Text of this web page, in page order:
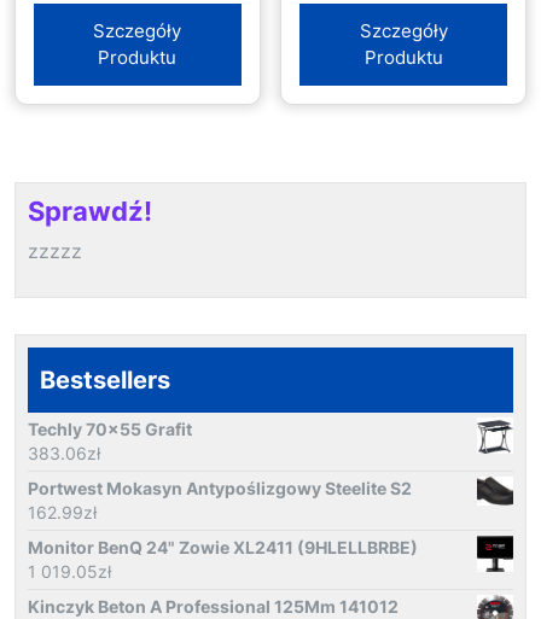
Szczegóły
Produktu
Szczegóły
Produktu
Sprawdź!
zzzzz
Bestsellers
Techly 70x55 Grafit
383.06zł
Portwest Mokasyn Antypoślizgowy Steelite S2
162.99zł
Monitor BenQ 24" Zowie XL2411 (9HLELLBRBE)
1 019.05zł
Kinczyk Beton A Professional 125Mm 141012